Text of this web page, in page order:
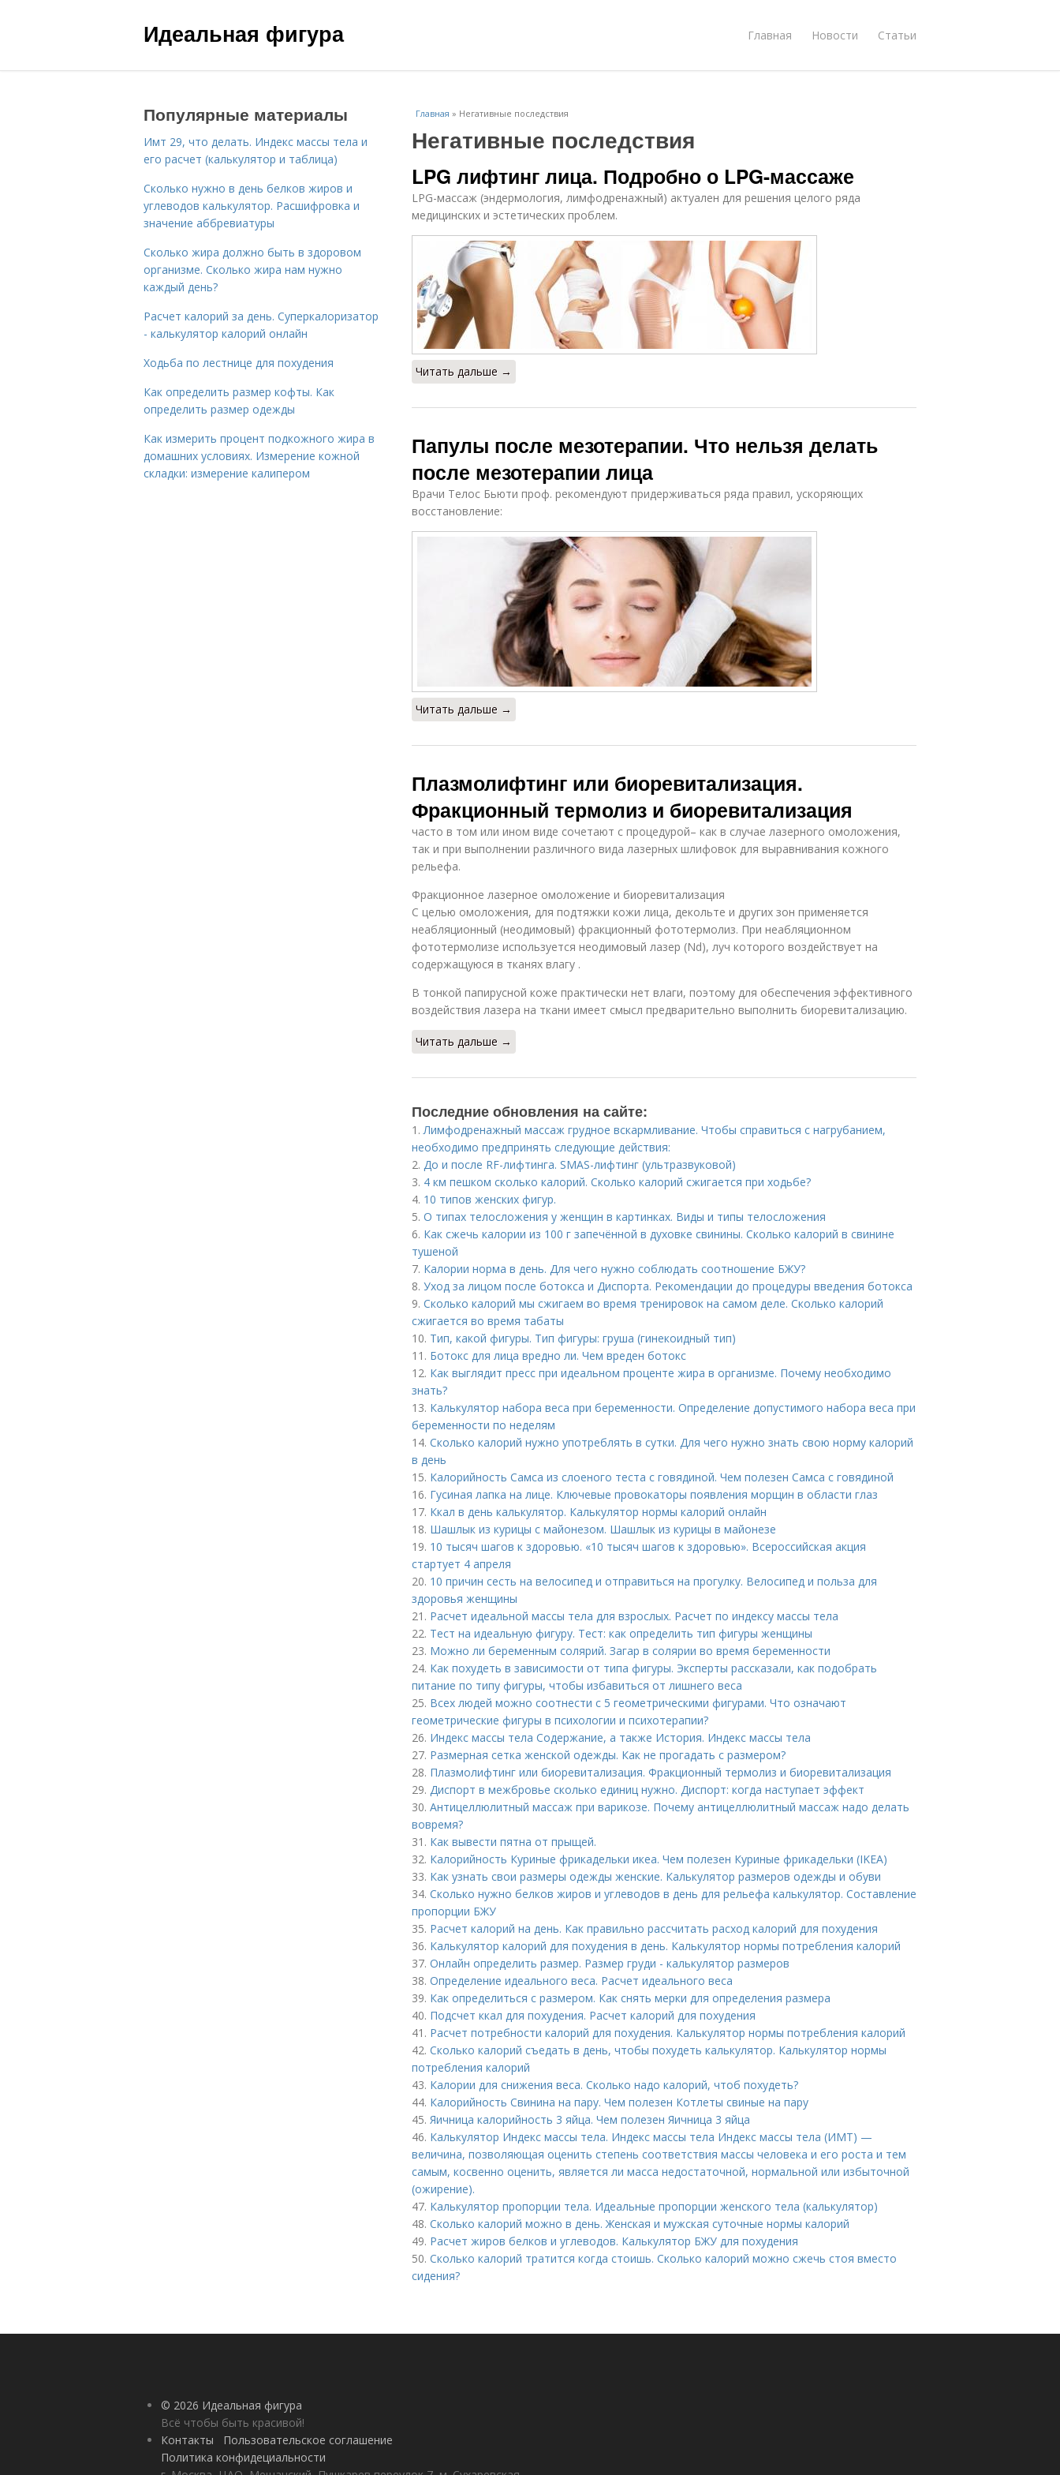
Идеальная фигура Главная Новости Статьи
Главная » Негативные последствия
Негативные последствия
LPG лифтинг лица. Подробно о LPG-массаже
LPG-массаж (эндермология, лимфодренажный) актуален для решения целого ряда
медицинских и эстетических проблем.
Читать дальше →
Папулы после мезотерапии. Что нельзя делать
после мезотерапии лица
Врачи Телос Бьюти проф. рекомендуют придерживаться ряда правил, ускоряющих
восстановление:
Читать дальше →
Плазмолифтинг или биоревитализация.
Фракционный термолиз и биоревитализация
часто в том или ином виде сочетают с процедурой– как в случае лазерного омоложения,
так и при выполнении различного вида лазерных шлифовок для выравнивания кожного
рельефа.
Фракционное лазерное омоложение и биоревитализация
С целью омоложения, для подтяжки кожи лица, декольте и других зон применяется
неабляционный (неодимовый) фракционный фототермолиз. При неабляционном
фототермолизе используется неодимовый лазер (Nd), луч которого воздействует на
содержащуюся в тканях влагу .
В тонкой папирусной коже практически нет влаги, поэтому для обеспечения эффективного
воздействия лазера на ткани имеет смысл предварительно выполнить биоревитализацию.
Читать дальше →
Последние обновления на сайте:
1.Лимфодренажный массаж грудное вскармливание. Чтобы справиться с нагрубанием,
необходимо предпринять следующие действия:
2. До и после RF-лифтинга. SMAS-лифтинг (ультразвуковой)
3. 4 км пешком сколько калорий. Сколько калорий сжигается при ходьбе?
4. 10 типов женских фигур.
5. О типах телосложения у женщин в картинках. Виды и типы телосложения
6. Как сжечь калории из 100 г запечённой в духовке свинины. Сколько калорий в свинине
тушеной
7. Калории норма в день. Для чего нужно соблюдать соотношение БЖУ?
8. Уход за лицом после ботокса и Диспорта. Рекомендации до процедуры введения ботокса
9. Сколько калорий мы сжигаем во время тренировок на самом деле. Сколько калорий
сжигается во время табаты
10. Тип, какой фигуры. Тип фигуры: груша (гинекоидный тип)
11. Ботокс для лица вредно ли. Чем вреден ботокс
12. Как выглядит пресс при идеальном проценте жира в организме. Почему необходимо
знать?
13. Калькулятор набора веса при беременности. Определение допустимого набора веса при
беременности по неделям
14. Сколько калорий нужно употреблять в сутки. Для чего нужно знать свою норму калорий
в день
15. Калорийность Самса из слоеного теста с говядиной. Чем полезен Самса с говядиной
16. Гусиная лапка на лице. Ключевые провокаторы появления морщин в области глаз
17. Ккал в день калькулятор. Калькулятор нормы калорий онлайн
18. Шашлык из курицы с майонезом. Шашлык из курицы в майонезе
19. 10 тысяч шагов к здоровью. «10 тысяч шагов к здоровью». Всероссийская акция
стартует 4 апреля
20. 10 причин сесть на велосипед и отправиться на прогулку. Велосипед и польза для
здоровья женщины
21. Расчет идеальной массы тела для взрослых. Расчет по индексу массы тела
22. Тест на идеальную фигуру. Тест: как определить тип фигуры женщины
23. Можно ли беременным солярий. Загар в солярии во время беременности
24. Как похудеть в зависимости от типа фигуры. Эксперты рассказали, как подобрать
питание по типу фигуры, чтобы избавиться от лишнего веса
25. Всех людей можно соотнести с 5 геометрическими фигурами. Что означают
геометрические фигуры в психологии и психотерапии?
26. Индекс массы тела Содержание, а также История. Индекс массы тела
27. Размерная сетка женской одежды. Как не прогадать с размером?
28. Плазмолифтинг или биоревитализация. Фракционный термолиз и биоревитализация
29. Диспорт в межбровье сколько единиц нужно. Диспорт: когда наступает эффект
30. Антицеллюлитный массаж при варикозе. Почему антицеллюлитный массаж надо делать
вовремя?
31. Как вывести пятна от прыщей.
32. Калорийность Куриные фрикадельки икеа. Чем полезен Куриные фрикадельки (IKEA)
33. Как узнать свои размеры одежды женские. Калькулятор размеров одежды и обуви
34. Сколько нужно белков жиров и углеводов в день для рельефа калькулятор. Составление
пропорции БЖУ
35. Расчет калорий на день. Как правильно рассчитать расход калорий для похудения
36. Калькулятор калорий для похудения в день. Калькулятор нормы потребления калорий
37. Онлайн определить размер. Размер груди - калькулятор размеров
38. Определение идеального веса. Расчет идеального веса
39. Как определиться с размером. Как снять мерки для определения размера
40. Подсчет ккал для похудения. Расчет калорий для похудения
41. Расчет потребности калорий для похудения. Калькулятор нормы потребления калорий
42. Сколько калорий съедать в день, чтобы похудеть калькулятор. Калькулятор нормы
потребления калорий
43. Калории для снижения веса. Сколько надо калорий, чтоб похудеть?
44. Калорийность Свинина на пару. Чем полезен Котлеты свиные на пару
45. Яичница калорийность 3 яйца. Чем полезен Яичница 3 яйца
46. Калькулятор Индекс массы тела. Индекс массы тела Индекс массы тела (ИМТ) —
величина, позволяющая оценить степень соответствия массы человека и его роста и тем
самым, косвенно оценить, является ли масса недостаточной, нормальной или избыточной
(ожирение).
47. Калькулятор пропорции тела. Идеальные пропорции женского тела (калькулятор)
48. Сколько калорий можно в день. Женская и мужская суточные нормы калорий
49. Расчет жиров белков и углеводов. Калькулятор БЖУ для похудения
50. Сколько калорий тратится когда стоишь. Сколько калорий можно сжечь стоя вместо
сидения?
Популярные материалы
Имт 29, что делать. Индекс массы тела и
его расчет (калькулятор и таблица)
Сколько нужно в день белков жиров и
углеводов калькулятор. Расшифровка и
значение аббревиатуры
Сколько жира должно быть в здоровом
организме. Сколько жира нам нужно
каждый день?
Расчет калорий за день. Суперкалоризатор
- калькулятор калорий онлайн
Ходьба по лестнице для похудения
Как определить размер кофты. Как
определить размер одежды
Как измерить процент подкожного жира в
домашних условиях. Измерение кожной
складки: измерение калипером
© 2026 Идеальная фигура
Всё чтобы быть красивой!
Контакты
Пользовательское соглашение
Политика конфидециальности